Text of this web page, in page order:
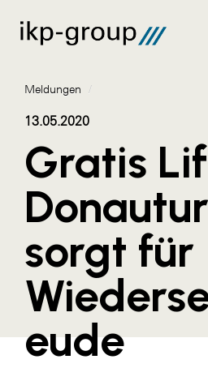
Meldungen
AKTUELLES
ALEX Krems
Amazon Web Services
Artweger
AustroCel Hallein
Meldungen /
13.05.2020
Gratis
sorgt für
eude